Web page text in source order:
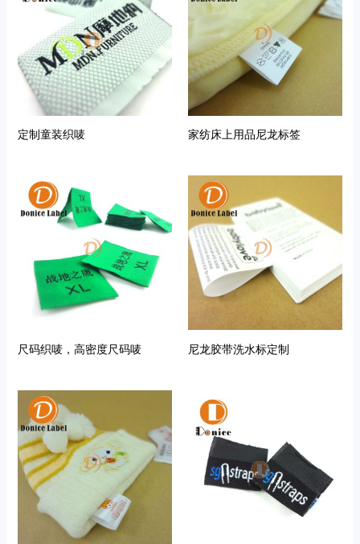
定制童装织唛 家纺床上用品尼龙标签
尺码织唛，高密度尺码唛 尼龙胶带洗水标定制